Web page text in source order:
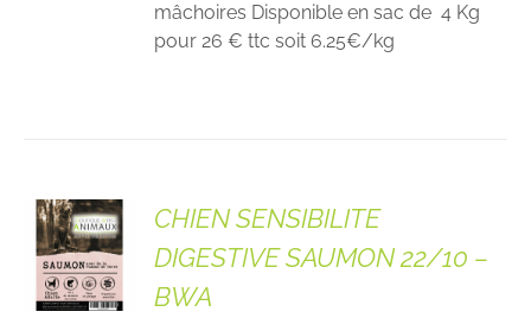
mâchoires Disponible en sac de 4 Kg
pour 26 € ttc soit 6.25€/kg
CHIEN SENSIBILITE
DIGESTIVE SAUMON 22/10 –
BWA